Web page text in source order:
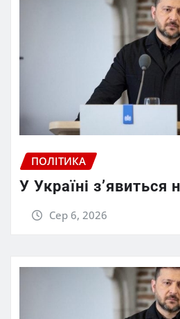
ПОЛІТИКА
У Україні з’явиться
Сер 6, 2026